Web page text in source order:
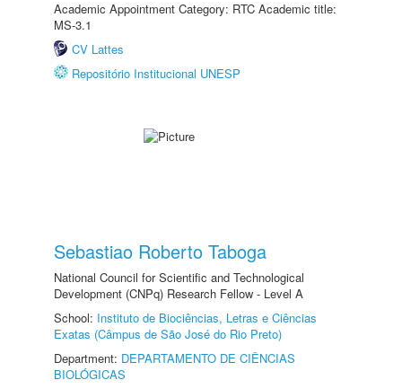
Academic Appointment Category: RTC Academic title:
MS-3.1
CV Lattes
Repositório Institucional UNESP
Sebastiao Roberto Taboga
National Council for Scientific and Technological
Development (CNPq) Research Fellow - Level A
School: Instituto de Biociências, Letras e Ciências
Exatas (Câmpus de São José do Rio Preto)
Department: DEPARTAMENTO DE CIÊNCIAS
BIOLÓGICAS